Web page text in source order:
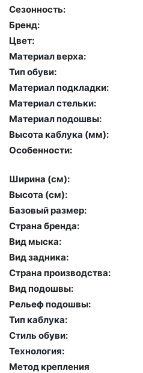
Сезонность:
Бренд:
Цвет:
Материал верха:
Тип обуви:
Материал подкладки:
Материал стельки:
Материал подошвы:
Высота каблука (мм):
Особенности:
Ширина (см):
Высота (cм):
Базовый размер:
Страна бренда:
Вид мыска:
Вид задника:
Страна производства:
Вид подошвы:
Рельеф подошвы:
Тип каблука:
Стиль обуви:
Технология:
Метод крепления